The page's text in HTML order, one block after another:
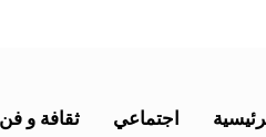
اجتماعي ثقافة و فن